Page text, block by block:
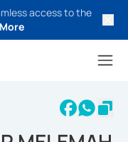
access to the